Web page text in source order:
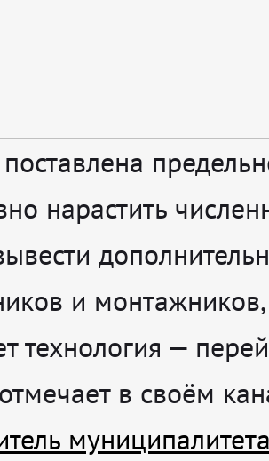
нарастить
и
технология —
в своём